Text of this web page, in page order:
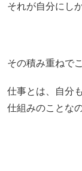
それが自分にし
その積み重ねで
仕事とは、自分
仕組みのことな